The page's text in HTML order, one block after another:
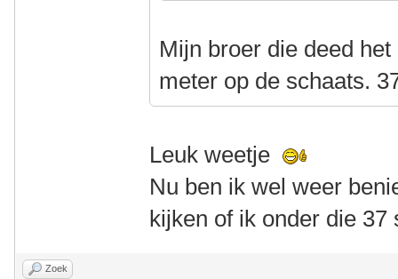
Mijn broer die deed
meter op de schaats.
Leuk weetje
Nu ben ik wel weer
kijken of ik onder die 37
Zoek